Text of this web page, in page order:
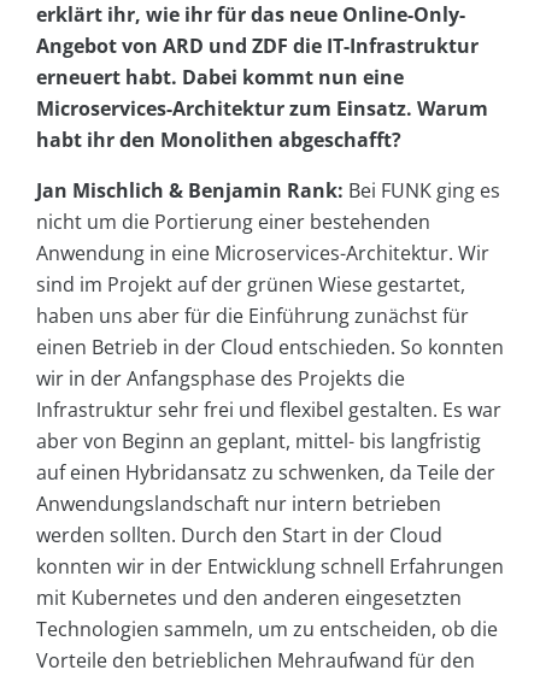
erklärt ihr, wie ihr für das neue Online-Only-
Angebot von ARD und ZDF die IT-Infrastruktur
erneuert habt. Dabei kommt nun eine
Microservices-Architektur zum Einsatz. Warum
habt ihr den Monolithen abgeschafft?
Jan Mischlich & Benjamin Rank: Bei FUNK ging es
nicht um die Portierung einer bestehenden
Anwendung in eine Microservices-Architektur. Wir
sind im Projekt auf der grünen Wiese gestartet,
haben uns aber für die Einführung zunächst für
einen Betrieb in der Cloud entschieden. So konnten
wir in der Anfangsphase des Projekts die
Infrastruktur sehr frei und flexibel gestalten. Es war
aber von Beginn an geplant, mittel- bis langfristig
auf einen Hybridansatz zu schwenken, da Teile der
Anwendungslandschaft nur intern betrieben
werden sollten. Durch den Start in der Cloud
konnten wir in der Entwicklung schnell Erfahrungen
mit Kubernetes und den anderen eingesetzten
Technologien sammeln, um zu entscheiden, ob die
Vorteile den betrieblichen Mehraufwand für den